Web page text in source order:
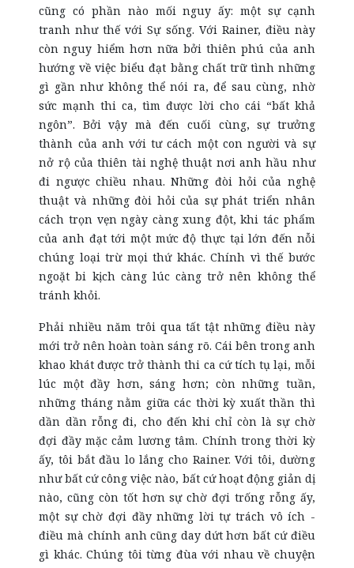
cũng có phần nào mối nguy ấy: một sự cạnh
tranh như thế với Sự sống. Với Rainer, điều này
còn nguy hiểm hơn nữa bởi thiên phú của anh
hướng về việc biểu đạt bằng chất trữ tình những
gì gần như không thể nói ra, để sau cùng, nhờ
sức mạnh thi ca, tìm được lời cho cái “bất khả
ngôn”. Bởi vậy mà đến cuối cùng, sự trưởng
thành của anh với tư cách một con người và sự
nở rộ của thiên tài nghệ thuật nơi anh hầu như
đi ngược chiều nhau. Những đòi hỏi của nghệ
thuật và những đòi hỏi của sự phát triển nhân
cách trọn vẹn ngày càng xung đột, khi tác phẩm
của anh đạt tới một mức độ thực tại lớn đến nỗi
chúng loại trừ mọi thứ khác. Chính vì thế bước
ngoặt bi kịch càng lúc càng trở nên không thể
tránh khỏi.
Phải nhiều năm trôi qua tất tật những điều này
mới trở nên hoàn toàn sáng rõ. Cái bên trong anh
khao khát được trở thành thi ca cứ tích tụ lại, mỗi
lúc một đầy hơn, sáng hơn; còn những tuần,
những tháng nằm giữa các thời kỳ xuất thần thì
dần dần rỗng đi, cho đến khi chỉ còn là sự chờ
đợi đầy mặc cảm lương tâm. Chính trong thời kỳ
ấy, tôi bắt đầu lo lắng cho Rainer. Với tôi, dường
như bất cứ công việc nào, bất cứ hoạt động giản dị
nào, cũng còn tốt hơn sự chờ đợi trống rỗng ấy,
một sự chờ đợi đầy những lời tự trách vô ích -
điều mà chính anh cũng day dứt hơn bất cứ điều
gì khác. Chúng tôi từng đùa với nhau về chuyện